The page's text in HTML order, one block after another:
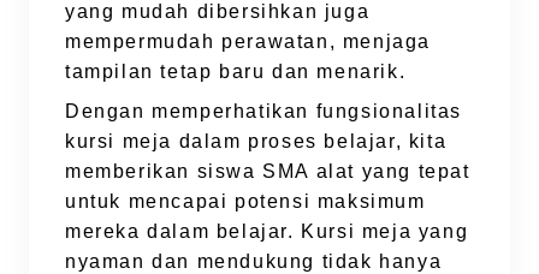
yang mudah dibersihkan juga
mempermudah perawatan, menjaga
tampilan tetap baru dan menarik.
Dengan memperhatikan fungsionalitas
kursi meja dalam proses belajar, kita
memberikan siswa SMA alat yang tepat
untuk mencapai potensi maksimum
mereka dalam belajar. Kursi meja yang
nyaman dan mendukung tidak hanya